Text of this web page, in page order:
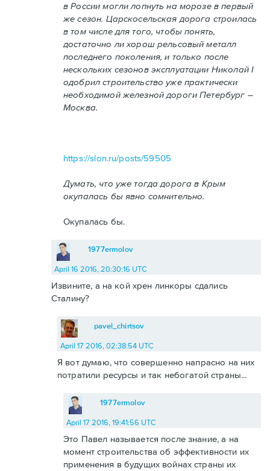
в России могли лопнуть на морозе в первый
же сезон. Царскосельская дорога строилась
в том числе для того, чтобы понять,
достаточно ли хорош рельсовый металл
последнего поколения, и только после
нескольких сезонов эксплуатации Николай I
одобрил строительство уже практически
необходимой железной дороги Петербург –
Москва.
https://slon.ru/posts/59505
Думать, что уже тогда дорога в Крым
окупалась бы явно сомнительно.
Окупалась бы.
1977ermolov
April 16 2016, 20:30:16 UTC
Извините, а на кой хрен линкоры сдались
Сталину?
pavel_chirtsov
April 17 2016, 02:38:54 UTC
Я вот думаю, что совершенно напрасно на них
потратили ресурсы и так небогатой страны...
1977ermolov
April 17 2016, 19:41:56 UTC
Это Павел называется после знание, а на
момент строительства об эффективности их
применения в будущих войнах страны их